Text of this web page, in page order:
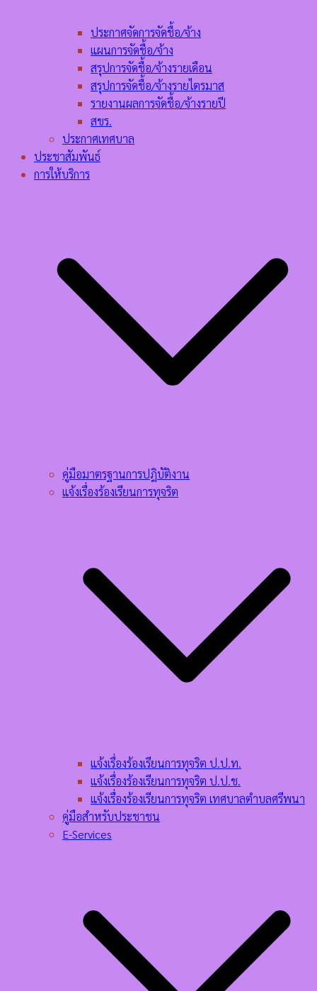
ประกาศจัดการจัดชื้อ/จ้าง
แผนการจัดชื้อ/จ้าง
สรุปการจัดชื้อ/จ้างรายเดือน
สรุปการจัดชื้อ/จ้างรายไตรมาส
รายงานผลการจัดชื้อ/จ้างรายปี
สขร.
ประกาศเทศบาล
ประชาสัมพันธ์
การให้บริการ
คู่มือมาตรฐานการปฎิบัติงาน
แจ้งเรื่องร้องเรียนการทุจริต
แจ้งเรื่องร้องเรียนการทุจริต ป.ป.ท.
แจ้งเรื่องร้องเรียนการทุจริต ป.ป.ช.
แจ้งเรื่องร้องเรียนการทุจริต เทศบาลตำบลศรีพนา
คู่มือสำหรับประชาชน
E-Services